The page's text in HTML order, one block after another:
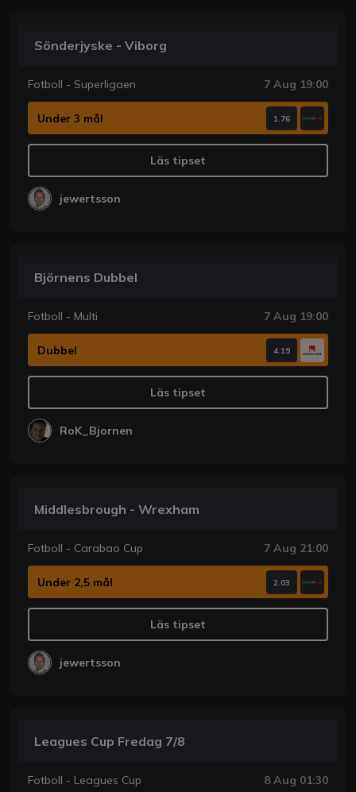
Sönderjyske - Viborg
Fotboll - Superligaen 7 Aug 19:00
Under 3 mål 1.76
Läs tipset
jewertsson
Björnens Dubbel
Fotboll - Multi 7 Aug 19:00
Dubbel 4.19
Läs tipset
RoK_Bjornen
Middlesbrough - Wrexham
Fotboll - Carabao Cup 7 Aug 21:00
Under 2,5 mål 2.03
Läs tipset
jewertsson
Leagues Cup Fredag 7/8
Fotboll - Leagues Cup 8 Aug 01:30